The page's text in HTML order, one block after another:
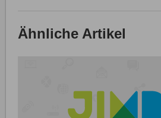
Ähnliche Artikel